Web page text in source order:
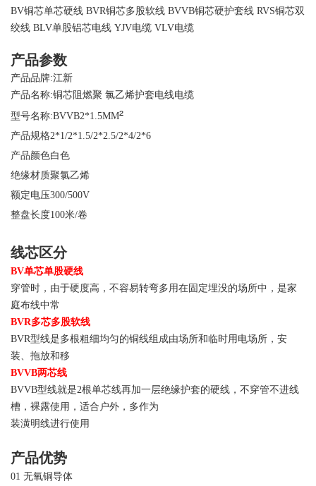
BV铜芯单芯硬线 BVR铜芯多股软线 BVVB铜芯硬护套线 RVS铜芯双
绞线 BLV单股铝芯电线 YJV电缆 VLV电缆
产品参数
产品品牌:江新
产品名称:铜芯阻燃聚 氯乙烯护套电线电缆
型号名称:BVVB2*1.5MM²
产品规格2*1/2*1.5/2*2.5/2*4/2*6
产品颜色白色
绝缘材质聚氯乙烯
额定电压300/500V
整盘长度100米/卷
线芯区分
BV单芯单股硬线
穿管时，由于硬度高，不容易转弯多用在固定埋没的场所中，是家
庭布线中常
BVR多芯多股软线
BVR型线是多根粗细均匀的铜线组成由场所和临时用电场所，安
装、拖放和移
BVVB两芯线
BVVB型线就是2根单芯线再加一层绝缘护套的硬线，不穿管不进线
槽，裸露使用，适合户外，多作为
装潢明线进行使用
产品优势
01 无氧铜导体